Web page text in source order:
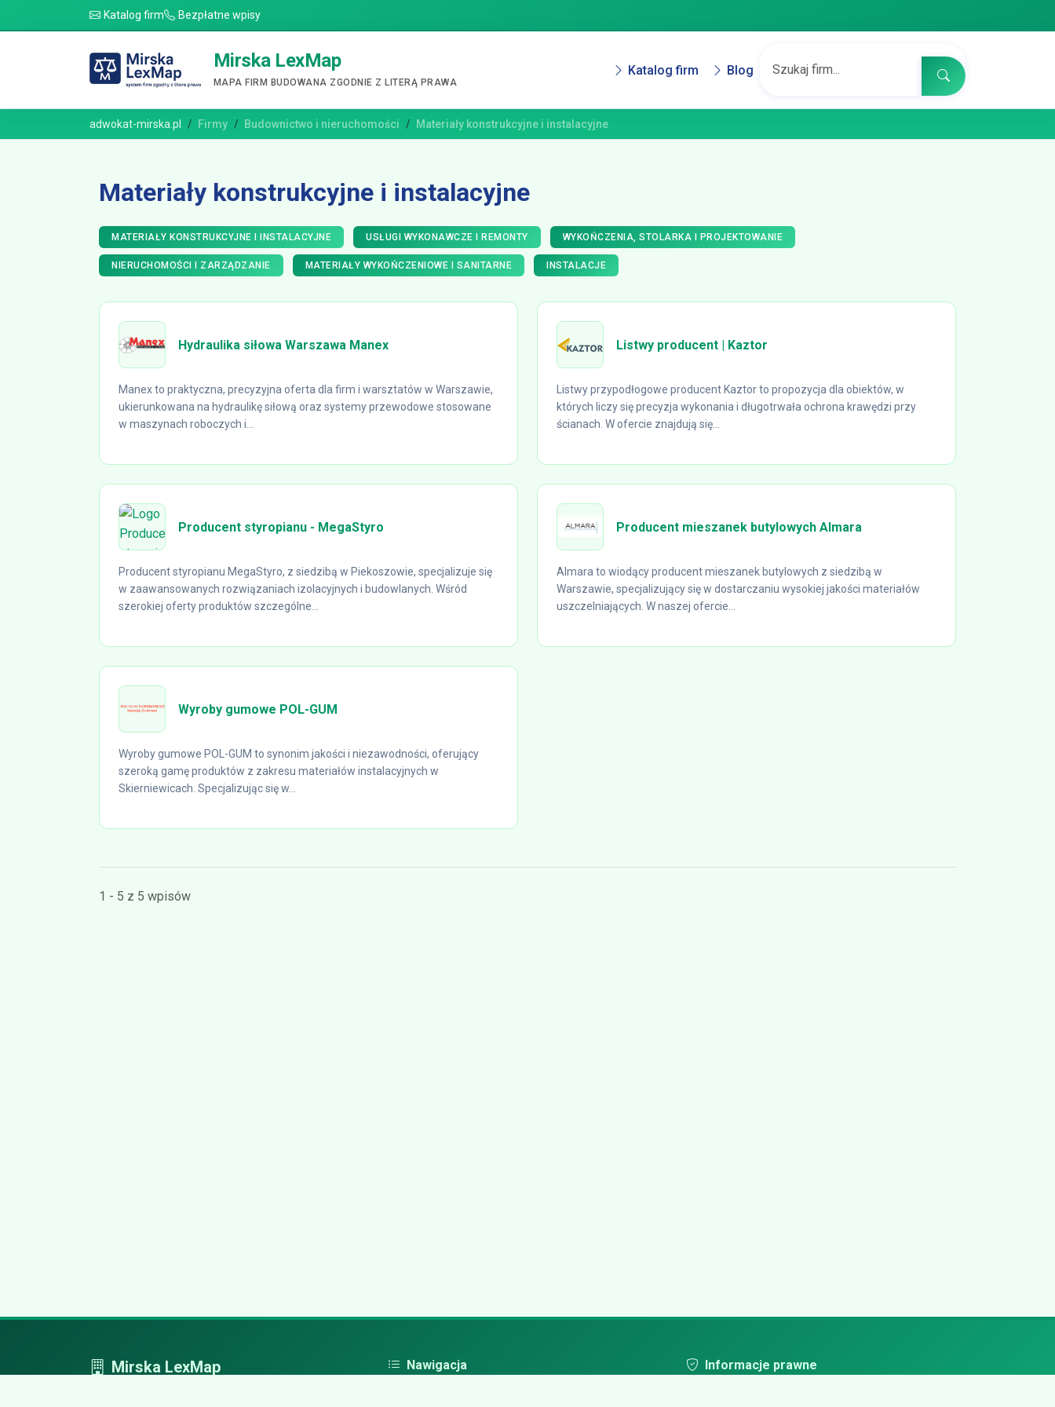
Katalog firm Bezpłatne wpisy
Mirska LexMap
MAPA FIRM BUDOWANA ZGODNIE Z LITERĄ PRAWA
Katalog firm Blog
adwokat-mirska.pl Firmy Budownictwo i nieruchomości Materiały konstrukcyjne i instalacyjne
Materiały konstrukcyjne i instalacyjne
MATERIAŁY KONSTRUKCYJNE I INSTALACYJNE USŁUGI WYKONAWCZE I REMONTY WYKOŃCZENIA, STOLARKA I PROJEKTOWANIE
NIERUCHOMOŚCI I ZARZĄDZANIE MATERIAŁY WYKOŃCZENIOWE I SANITARNE INSTALACJE
Hydraulika siłowa Warszawa Manex
Manex to praktyczna, precyzyjna oferta dla firm i warsztatów w Warszawie,
ukierunkowana na hydraulikę siłową oraz systemy przewodowe stosowane
w maszynach roboczych i...
Listwy producent | Kaztor
Listwy przypodłogowe producent Kaztor to propozycja dla obiektów, w
których liczy się precyzja wykonania i długotrwała ochrona krawędzi przy
ścianach. W ofercie znajdują się...
Producent styropianu - MegaStyro
Producent styropianu MegaStyro, z siedzibą w Piekoszowie, specjalizuje się
w zaawansowanych rozwiązaniach izolacyjnych i budowlanych. Wśród
szerokiej oferty produktów szczególne...
Producent mieszanek butylowych Almara
Almara to wiodący producent mieszanek butylowych z siedzibą w
Warszawie, specjalizujący się w dostarczaniu wysokiej jakości materiałów
uszczelniających. W naszej ofercie...
Wyroby gumowe POL-GUM
Wyroby gumowe POL-GUM to synonim jakości i niezawodności, oferujący
szeroką gamę produktów z zakresu materiałów instalacyjnych w
Skierniewicach. Specjalizując się w...
1 - 5 z 5 wpisów
Mirska LexMap Nawigacja Informacje prawne